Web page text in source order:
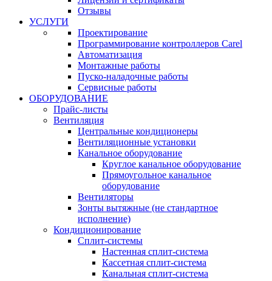
Отзывы
УСЛУГИ
Проектирование
Программирование контроллеров Carel
Автоматизация
Монтажные работы
Пуско-наладочные работы
Сервисные работы
ОБОРУДОВАНИЕ
Прайс-листы
Вентиляция
Центральные кондиционеры
Вентиляционные установки
Канальное оборудование
Круглое канальное оборудование
Прямоугольное канальное
оборудование
Вентиляторы
Зонты вытяжные (не стандартное
исполнение)
Кондиционирование
Сплит-системы
Настенная сплит-система
Кассетная сплит-система
Канальная сплит-система